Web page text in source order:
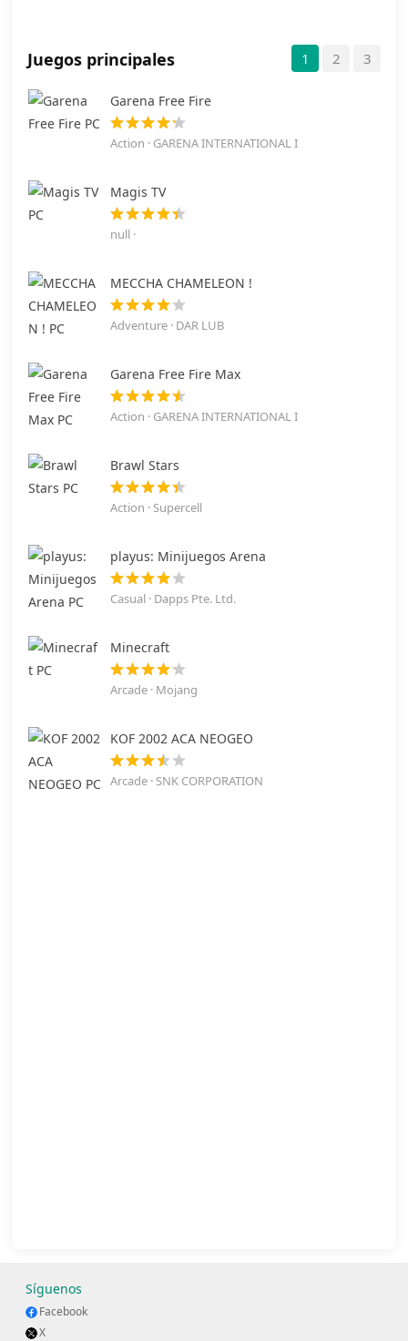
Juegos principales 1 2 3
Garena Free Fire
Action · GARENA INTERNATIONAL I
Magis TV
null ·
MECCHA CHAMELEON !
Adventure · DAR LUB
Garena Free Fire Max
Action · GARENA INTERNATIONAL I
Brawl Stars
Action · Supercell
playus: Minijuegos Arena
Casual · Dapps Pte. Ltd.
Minecraft
Arcade · Mojang
KOF 2002 ACA NEOGEO
Arcade · SNK CORPORATION
Síguenos
Facebook
X